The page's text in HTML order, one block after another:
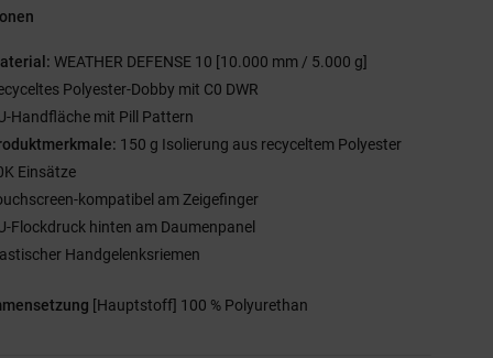
WEATHER DEFENSE 10 [10.000 mm / 5.000 g]
Polyester-Dobby mit C0 DWR
Handfläche mit Pill Pattern
150 g Isolierung aus recyceltem Polyester
Einsätze
kompatibel am Zeigefinger
Flockdruck hinten am Daumenpanel
Handgelenksriemen
[Hauptstoff] 100 % Polyurethan